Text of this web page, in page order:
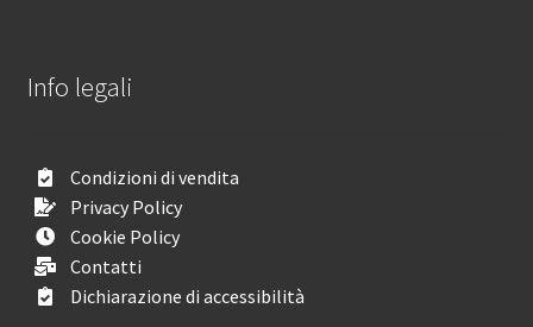
Info legali
Condizioni di vendita
Privacy Policy
Cookie Policy
Contatti
Dichiarazione di accessibilità